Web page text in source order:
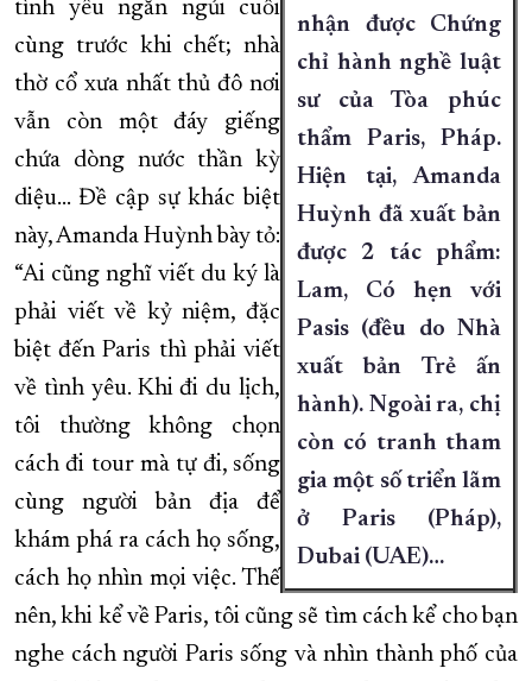
nhận được Chứng
chỉ hành nghề luật
sư của Tòa phúc
thẩm Paris, Pháp.
Hiện tại, Amanda
Huỳnh đã xuất bản
được 2 tác phẩm:
Lam, Có hẹn với
Pasis (đều do Nhà
xuất bản Trẻ ấn
hành). Ngoài ra, chị
còn có tranh tham
gia một số triển lãm
ở Paris (Pháp),
Dubai (UAE)…
tình yêu ngắn ngủi cuối
cùng trước khi chết; nhà
thờ cổ xưa nhất thủ đô nơi
vẫn còn một đáy giếng
chứa dòng nước thần kỳ
diệu… Đề cập sự khác biệt
này, Amanda Huỳnh bày tỏ:
“Ai cũng nghĩ viết du ký là
phải viết về kỷ niệm, đặc
biệt đến Paris thì phải viết
về tình yêu. Khi đi du lịch,
tôi thường không chọn
cách đi tour mà tự đi, sống
cùng người bản địa để
khám phá ra cách họ sống,
cách họ nhìn mọi việc. Thế
nên, khi kể về Paris, tôi cũng sẽ tìm cách kể cho bạn
nghe cách người Paris sống và nhìn thành phố của